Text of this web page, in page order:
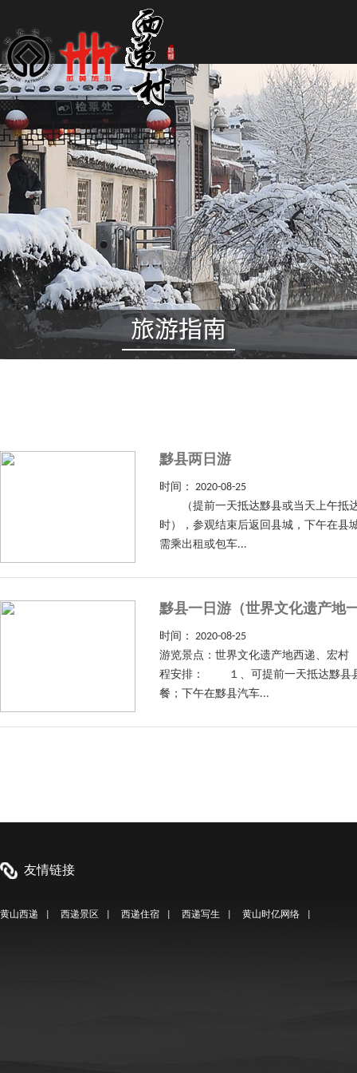
黟县两日游
时间： 2020-08-25
（提前一天抵达黟县或当天上午抵达
时），参观结束后返回县城，下午在县
需乘出租或包车...
黟县一日游（世界文化遗产地
时间： 2020-08-25
游览景点：世界文化遗产地西递、宏
程安排： １、可提前一天抵达黟县县
餐；下午在黟县汽车...